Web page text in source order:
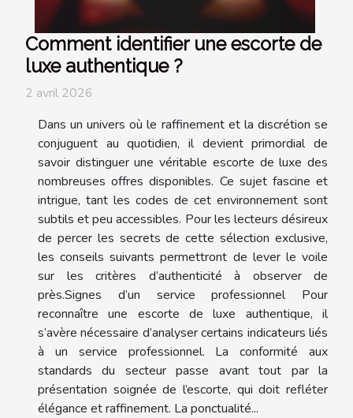
Comment identifier une escorte de
luxe authentique ?
2 avril 2026
Dans un univers où le raffinement et la discrétion se
conjuguent au quotidien, il devient primordial de
savoir distinguer une véritable escorte de luxe des
nombreuses offres disponibles. Ce sujet fascine et
intrigue, tant les codes de cet environnement sont
subtils et peu accessibles. Pour les lecteurs désireux
de percer les secrets de cette sélection exclusive,
les conseils suivants permettront de lever le voile
sur les critères d’authenticité à observer de
près.Signes d’un service professionnel Pour
reconnaître une escorte de luxe authentique, il
s’avère nécessaire d’analyser certains indicateurs liés
à un service professionnel. La conformité aux
standards du secteur passe avant tout par la
présentation soignée de l’escorte, qui doit refléter
élégance et raffinement. La ponctualité...